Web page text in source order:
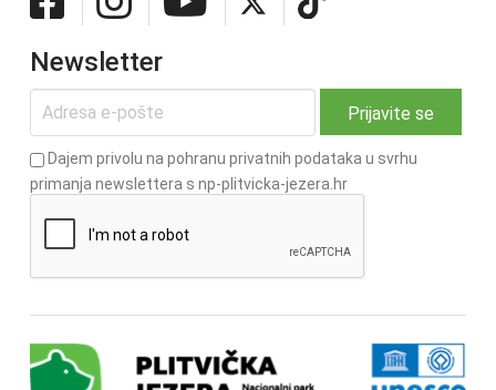
Newsletter
Dajem privolu na pohranu privatnih podataka u svrhu
primanja newslettera s np-plitvicka-jezera.hr